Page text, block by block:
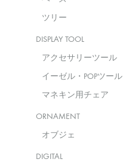
ツリー
DISPLAY TOOL
アクセサリーツール
イーゼル・POPツール
マネキン用チェア
ORNAMENT
オブジェ
DIGITAL